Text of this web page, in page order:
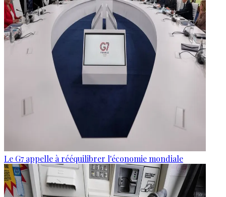
Le G7 appelle à rééquilibrer l'économie mondiale